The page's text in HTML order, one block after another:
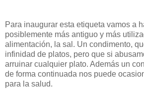
Para inaugurar esta etiqueta vamos a
posiblemente más antiguo y más
alimentación, la sal. Un condimento,
infinidad de platos, pero que si
arruinar cualquier plato. Además un
de forma continuada nos puede
para la salud.